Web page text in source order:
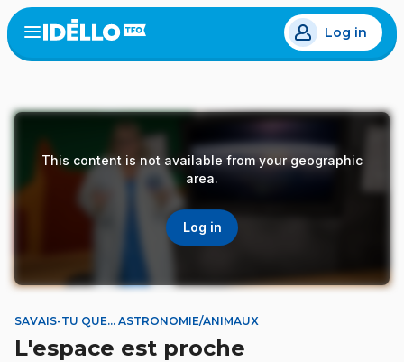
Skip
to
main
Open
menu
Log in
This content is not available from your geographic
area.
Log in
SAVAIS-TU QUE... ASTRONOMIE/ANIMAUX
L'espace est proche